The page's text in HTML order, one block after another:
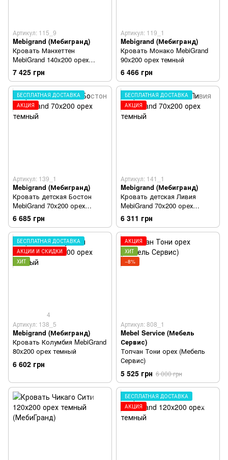
Артикул: 115_9
Mebigrand (Мебигранд)
Кровать Манхеттен
MebiGrand 140x200 орех
темный
7 425 грн
Артикул: 119_1
Mebigrand (Мебигранд)
Кровать Монако MebiGrand
90x200 орех темный
6 466 грн
БЕСПЛАТНАЯ ДОСТАВКА
АКЦИЯ
Артикул: 139_1
Mebigrand (Мебигранд)
Кровать детская Бостон
MebiGrand 70x200 орех
темный
6 685 грн
БЕСПЛАТНАЯ ДОСТАВКА
АКЦИЯ
Артикул: 141_1
Mebigrand (Мебигранд)
Кровать детская Ливия
MebiGrand 70x200 орех
темный
6 311 грн
БЕСПЛАТНАЯ ДОСТАВКА
АКЦИИ И СКИДКИ
ХИТ
4
Артикул: 138_5
Mebigrand (Мебигранд)
Кровать Колумбия MebiGrand
80x200 орех темный
6 602 грн
АКЦИЯ
ХИТ
−8%
Артикул: 808_1
Mebel Service (Мебель
Сервис)
Топчан Тони орех (Мебель
Сервис)
5 525 грн 6 000 грн
БЕСПЛАТНАЯ ДОСТАВКА
АКЦИЯ